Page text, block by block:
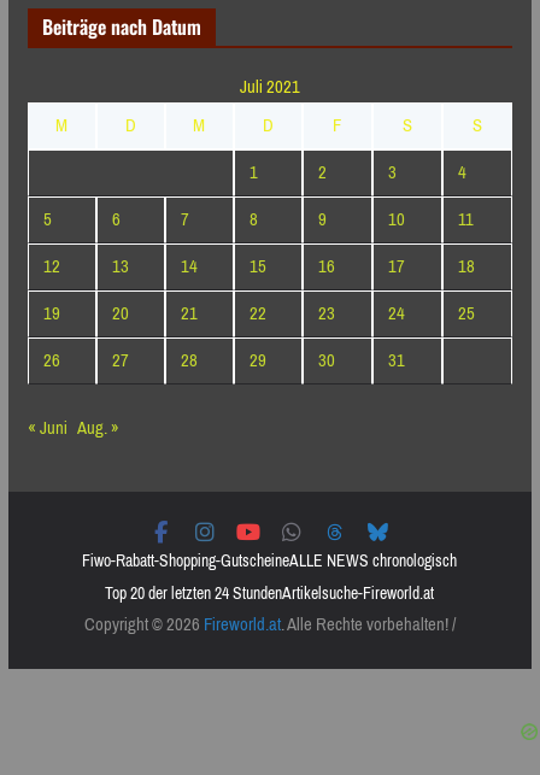
Beiträge nach Datum
Juli 2021
M
D M D F S
S
1
2 3
4
5
6 7 8 9 10
11
12
13 14 15 16 17
18
19
20 21 22 23 24
25
26
27 28 29 30
31
« Juni Aug. »
Fiwo-Rabatt-Shopping-GutscheineALLE NEWS chronologisch
Top 20 der letzten 24 StundenArtikelsuche-Fireworld.at
Copyright © 2026Fireworld.at. Alle Rechte vorbehalten! /